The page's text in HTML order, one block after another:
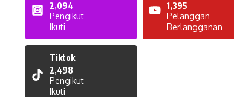
2,094
Pengikut
Ikuti
1,395
Pelanggan
Berlangganan
Tiktok
2,498
Pengikut
Ikuti